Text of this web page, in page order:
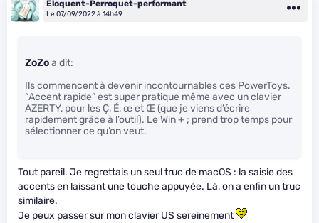
Éloquent-Perroquet-performant
Le 07/09/2022 à 14h49
ZoZoa dit:
Ils commencent à devenir incontournables ces PowerToys.
“Accent rapide” est super pratique même avec un clavier
AZERTY, pour les Ç, É, œ et Œ (que je viens d’écrire
rapidement grâce à l’outil). Le Win + ; prend trop temps pour
sélectionner ce qu’on veut.
Tout pareil. Je regrettais un seul truc de macOS : la saisie des
accents en laissant une touche appuyée. Là, on a enfin un truc
similaire.
Je peux passer sur mon clavier US sereinement